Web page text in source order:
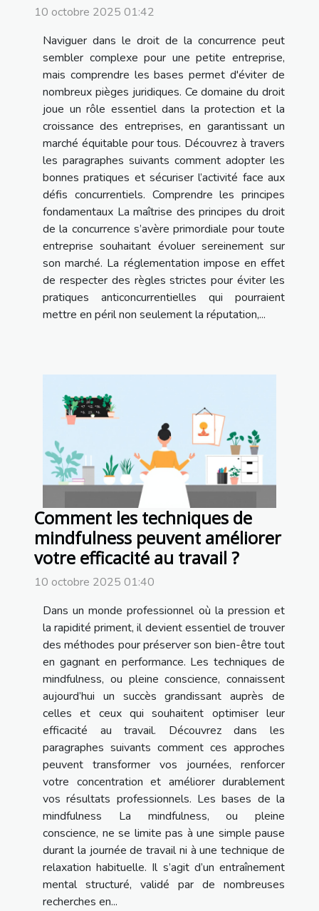
10 octobre 2025 01:42
Naviguer dans le droit de la concurrence peut
sembler complexe pour une petite entreprise,
mais comprendre les bases permet d'éviter de
nombreux pièges juridiques. Ce domaine du droit
joue un rôle essentiel dans la protection et la
croissance des entreprises, en garantissant un
marché équitable pour tous. Découvrez à travers
les paragraphes suivants comment adopter les
bonnes pratiques et sécuriser l’activité face aux
défis concurrentiels. Comprendre les principes
fondamentaux La maîtrise des principes du droit
de la concurrence s’avère primordiale pour toute
entreprise souhaitant évoluer sereinement sur
son marché. La réglementation impose en effet
de respecter des règles strictes pour éviter les
pratiques anticoncurrentielles qui pourraient
mettre en péril non seulement la réputation,...
Comment les techniques de
mindfulness peuvent améliorer
votre efficacité au travail ?
10 octobre 2025 01:40
Dans un monde professionnel où la pression et
la rapidité priment, il devient essentiel de trouver
des méthodes pour préserver son bien-être tout
en gagnant en performance. Les techniques de
mindfulness, ou pleine conscience, connaissent
aujourd’hui un succès grandissant auprès de
celles et ceux qui souhaitent optimiser leur
efficacité au travail. Découvrez dans les
paragraphes suivants comment ces approches
peuvent transformer vos journées, renforcer
votre concentration et améliorer durablement
vos résultats professionnels. Les bases de la
mindfulness La mindfulness, ou pleine
conscience, ne se limite pas à une simple pause
durant la journée de travail ni à une technique de
relaxation habituelle. Il s’agit d’un entraînement
mental structuré, validé par de nombreuses
recherches en...